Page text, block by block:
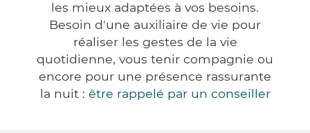
les mieux adaptées à vos besoins.
Besoin d'une auxiliaire de vie pour
réaliser les gestes de la vie
quotidienne, vous tenir compagnie ou
encore pour une présence rassurante
la nuit : être rappelé par un conseiller